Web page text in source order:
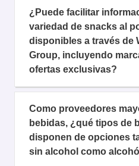
¿Puede facilitar
variedad de snacks al
disponibles a través de
Group, incluyendo
ofertas exclusivas?
Como proveedores
bebidas, ¿qué tipos de
disponen de opciones
sin alcohol como